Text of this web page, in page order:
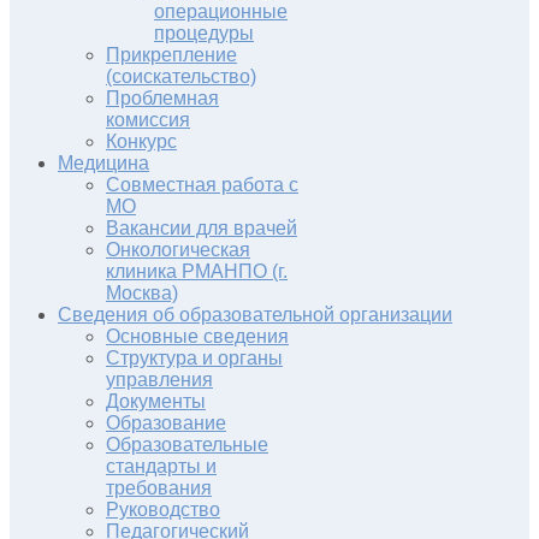
операционные
процедуры
Прикрепление
(соискательство)
Проблемная
комиссия
Конкурс
Медицина
Совместная работа с
МО
Вакансии для врачей
Онкологическая
клиника РМАНПО (г.
Москва)
Сведения об образовательной организации
Основные сведения
Структура и органы
управления
Документы
Образование
Образовательные
стандарты и
требования
Руководство
Педагогический